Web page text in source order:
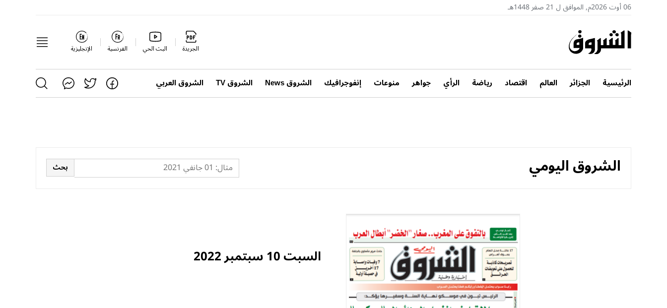
06 أوت 2026م, الموافق ل 21 صفر 1448هـ
الجريدة البث الحي الفرنسية الإنجليزية
الرئيسية الجزائر العالم اقتصاد رياضة الرأي جواهر منوعات إنفوجرافيك الشروق News الشروق TV الشروق العربي
الشروق اليومي
السبت 10 سبتمبر 2022